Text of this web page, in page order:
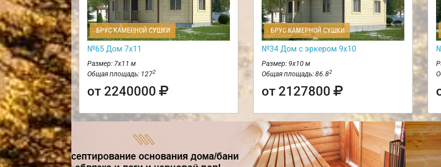
БРУС КАМЕРНОЙ СУШКИ
№65 Дом 7х11
Размер: 7х11 м
Общая площадь: 1272
от 2240000
БРУС КАМЕРНОЙ СУШКИ
№34 Дом с эркером 9х10
Размер: 9х10 м
Общая площадь: 86.82
от 2127800